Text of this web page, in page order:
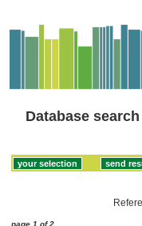
Database search
page 1 of 2